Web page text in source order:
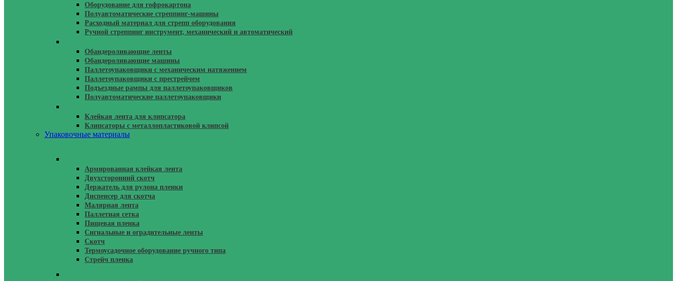
Оборудование для гофрокартона
Полуавтоматические стреппинг-машины
Расходный материал для стрепп оборудования
Ручной стреппинг инструмент, механический и автоматический
Обандероливающие ленты
Обандероливающие машины
Паллетоупаковщики с механическим натяжением
Паллетоупаковщики с престрейчем
Подъездные рампы для паллетоупаковщиков
Полуавтоматические паллетоупаковщики
Клейкая лента для клипсатора
Клипсаторы с металлопластиковой клипсой
Упаковочные материалы
Армированная клейкая лента
Двухсторонний скотч
Держатель для рулона пленки
Диспенсер для скотча
Малярная лента
Паллетная сетка
Пищевая пленка
Сигнальные и оградительные ленты
Скотч
Термоусадочное оборудование ручного типа
Стрейч пленка